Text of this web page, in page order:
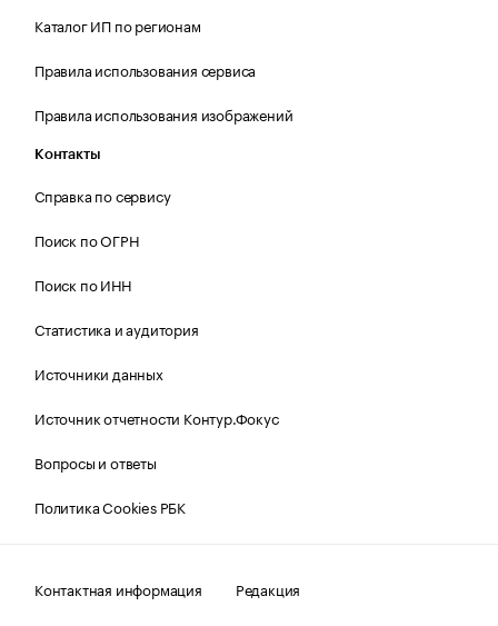
Каталог ИП по регионам
Правила использования сервиса
Правила использования изображений
Контакты
Справка по сервису
Поиск по ОГРН
Поиск по ИНН
Статистика и аудитория
Источники данных
Источник отчетности Контур.Фокус
Вопросы и ответы
Политика Cookies РБК
Контактная информация
Редакция